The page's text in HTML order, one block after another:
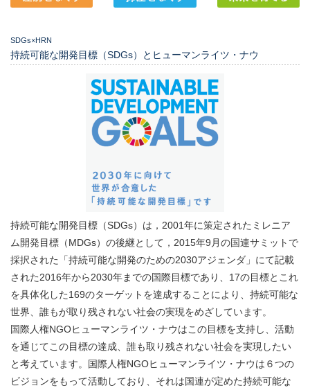
SDGs×HRN
持続可能な開発目標（SDGs）とヒューマンライツ・ナウ
持続可能な開発目標（SDGs）は，2001年に策定されたミレニア
ム開発目標（MDGs）の後継として，2015年9月の国連サミットで
採択された「持続可能な開発のための2030アジェンダ」にて記載
された2016年から2030年までの国際目標であり、17の目標とこれ
を具体化した169のターゲットを達成することにより、持続可能な
世界、誰もが取り残されない社会の実現をめざしています。
国際人権NGOヒューマンライツ・ナウはこの目標を支持し、活動
を通じてこの目標の達成、誰も取り残されない社会を実現したい
と考えています。国際人権NGOヒューマンライツ・ナウは６つの
ビジョンをもって活動しており、それは国連が定めた持続可能な